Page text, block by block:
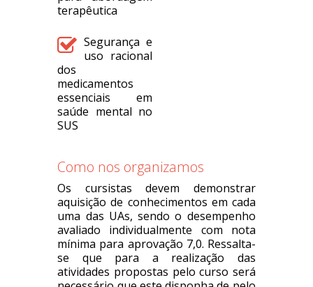
terapêutica
Segurança e
uso racional
dos
medicamentos
essenciais em
saúde mental no
SUS
Como nos organizamos
Os cursistas devem demonstrar
aquisição de conhecimentos em cada
uma das UAs, sendo o desempenho
avaliado individualmente com nota
mínima para aprovação 7,0. Ressalta-
se que para a realização das
atividades propostas pelo curso será